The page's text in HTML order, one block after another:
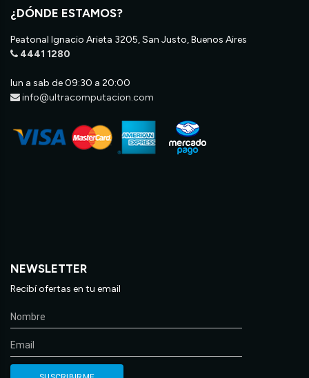
¿DÓNDE ESTAMOS?
Peatonal Ignacio Arieta 3205, San Justo, Buenos Aires
4441 1280
lun a sab de 09:30 a 20:00
info@ultracomputacion.com
NEWSLETTER
Recibí ofertas en tu email